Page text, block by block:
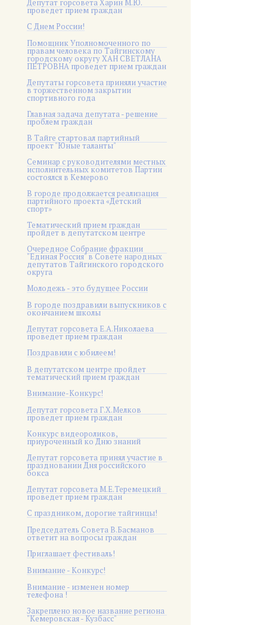
Депутат горсовета Харин М.Ю.
проведет прием граждан
С Днем России!
Помощник Уполномоченного по
правам человека по Тайгинскому
городскому округу ХАН СВЕТЛАНА
ПЕТРОВНА проведет прием граждан
Депутаты горсовета приняли участие
в торжественном закрытии
спортивного года
Главная задача депутата - решение
проблем граждан
В Тайге стартовал партийный
проект "Юные таланты"
Семинар с руководителями местных
исполнительных комитетов Партии
состоялся в Кемерово
В городе продолжается реализация
партийного проекта «Детский
спорт»
Тематический прием граждан
пройдет в депутатском центре
Очередное Собрание фракции
"Единая Россия" в Совете народных
депутатов Тайгинского городского
округа
Молодежь - это будущее России
В городе поздравили выпускников с
окончанием школы
Депутат горсовета Е.А.Николаева
проведет прием граждан
Поздравили с юбилеем!
В депутатском центре пройдет
тематический прием граждан
Внимание-Конкурс!
Депутат горсовета Г.Х.Мелков
проведет прием граждан
Конкурс видеороликов,
приуроченный ко Дню знаний
Депутат горсовета принял участие в
праздновании Дня российского
бокса
Депутат горсовета М.Е.Теремецкий
проведет прием граждан
С праздником, дорогие тайгинцы!
Председатель Совета В.Басманов
ответит на вопросы граждан
Приглашает фестиваль!
Внимание - Конкурс!
Внимание - изменен номер
телефона !
Закреплено новое название региона
"Кемеровская - Кузбасс"